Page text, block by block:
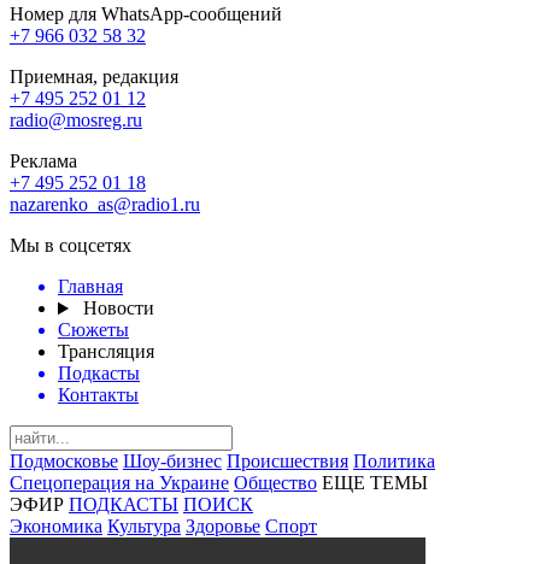
Номер для WhatsApp-сообщений
+7 966 032 58 32
Приемная, редакция
+7 495 252 01 12
radio@mosreg.ru
Реклама
+7 495 252 01 18
nazarenko_as@radio1.ru
Мы в соцсетях
Главная
Новости
Сюжеты
Трансляция
Подкасты
Контакты
Подмосковье Шоу-бизнес Происшествия Политика
Спецоперация на Украине Общество ЕЩЕ ТЕМЫ
ЭФИР ПОДКАСТЫ ПОИСК
Экономика Культура Здоровье Спорт